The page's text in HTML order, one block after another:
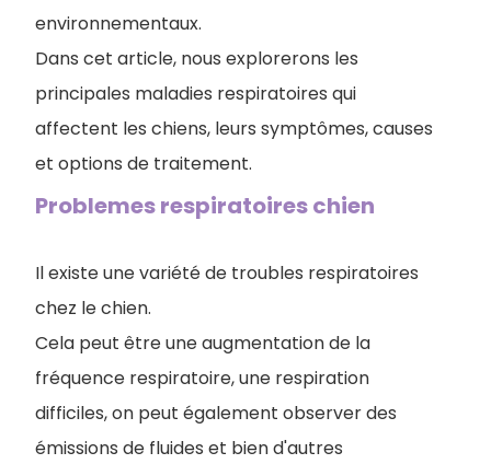
environnementaux.
Dans cet article, nous explorerons les
principales maladies respiratoires qui
affectent les chiens, leurs symptômes, causes
et options de traitement.
Problemes respiratoires chien
Il existe une variété de troubles respiratoires
chez le chien.
Cela peut être une augmentation de la
fréquence respiratoire, une respiration
difficiles, on peut également observer des
émissions de fluides et bien d'autres